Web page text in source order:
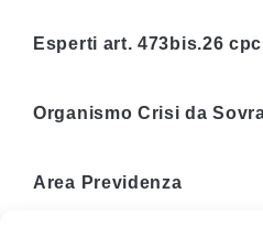
Esperti art. 473bis.26 cpc
Organismo Crisi da
Area Previdenza